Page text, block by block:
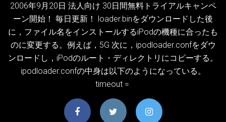
2006年9月20日 法人向け 30日間無料トライアルキャンペ
ーン開始！ 毎日更新！ loader.binをダウンロードした後
に，ファイル名をインストールするiPodの機種に合ったも
のに変更する。例えば，5G 次に，ipodloader.confをダウ
ンロードし，iPodのルート・ディレクトリにコピーする。
ipodloader.confの中身は以下のようになっている。
timeout =